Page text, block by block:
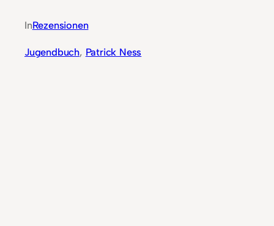
InRezensionen
Jugendbuch, Patrick Ness